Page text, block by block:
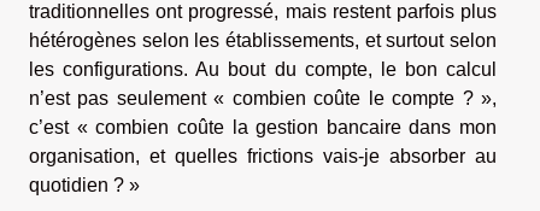
traditionnelles ont progressé, mais restent parfois plus
hétérogènes selon les établissements, et surtout selon
les configurations. Au bout du compte, le bon calcul
n’est pas seulement « combien coûte le compte ? »,
c’est « combien coûte la gestion bancaire dans mon
organisation, et quelles frictions vais-je absorber au
quotidien ? »